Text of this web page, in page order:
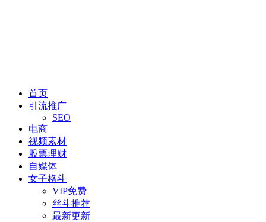
首页
引流推广
SEO
电商
视频素材
股票理财
自媒体
女子格斗
VIP免费
丝斗推荐
最新更新